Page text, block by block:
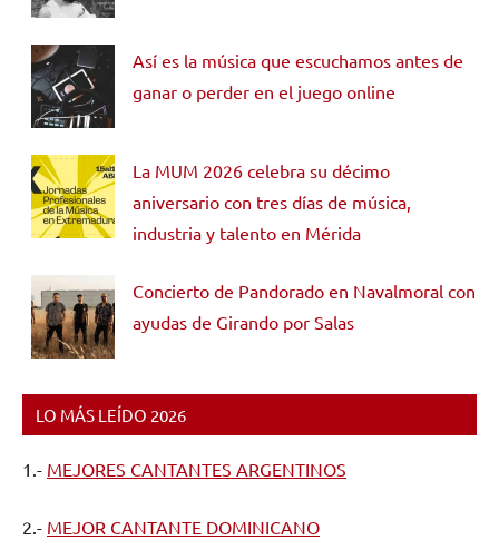
Así es la música que escuchamos antes de
ganar o perder en el juego online
La MUM 2026 celebra su décimo
aniversario con tres días de música,
industria y talento en Mérida
Concierto de Pandorado en Navalmoral con
ayudas de Girando por Salas
LO MÁS LEÍDO 2026
1.- MEJORES CANTANTES ARGENTINOS
2.- MEJOR CANTANTE DOMINICANO